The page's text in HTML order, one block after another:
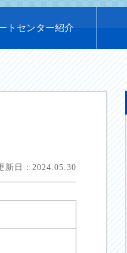
トセンター紹介
新日：2024.05.30